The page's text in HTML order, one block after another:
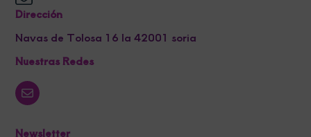
Dirección
Navas de Tolosa 16 la 42001 soria
Nuestras Redes
Newsletter